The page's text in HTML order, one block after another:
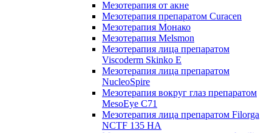
Мезотерапия от акне
Мезотерапия препаратом Curacen
Мезотерапия Монако
Мезотерапия Melsmon
Мезотерапия лица препаратом
Viscoderm Skinko E
Мезотерапия лица препаратом
NucleoSpire
Мезотерапия вокруг глаз препаратом
MesoEye С71
Мезотерапия лица препаратом Filorga
NCTF 135 HA